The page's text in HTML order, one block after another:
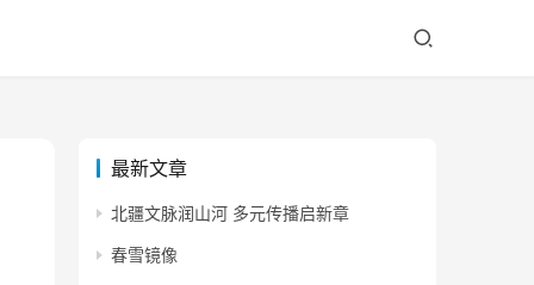
最新文章
北疆文脉润山河 多元传播启新章
春雪镜像